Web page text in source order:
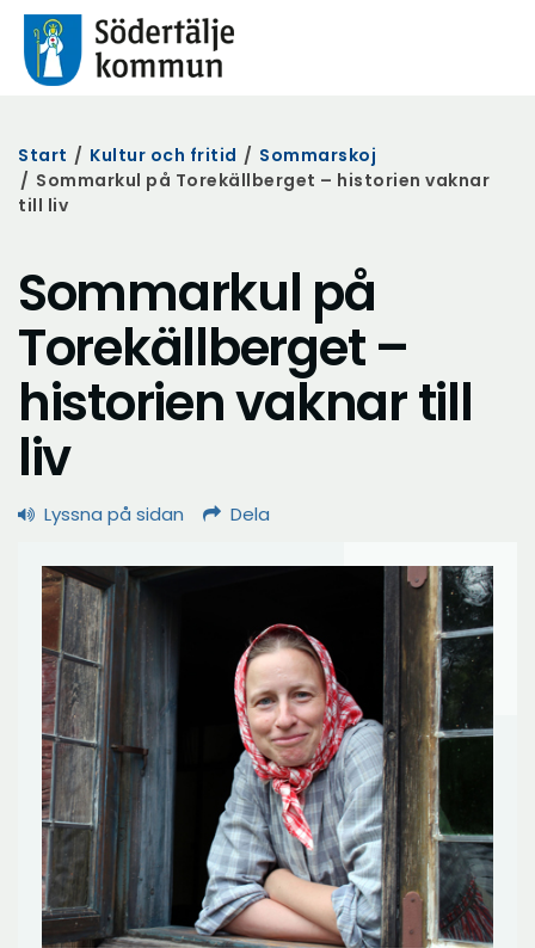
Start / Kultur och fritid / Sommarskoj
/ Sommarkul på Torekällberget – historien vaknar
till liv
Sommarkul på
Torekällberget –
historien vaknar till
liv
Lyssna på sidan Dela